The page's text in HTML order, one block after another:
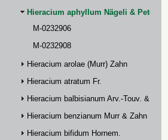
Hieracium aphyllum Nägeli & Peter
M-0232906
M-0232908
Hieracium arolae (Murr) Zahn
Hieracium atratum Fr.
Hieracium balbisianum Arv.-Touv. & Briq.
Hieracium benzianum Murr & Zahn
Hieracium bifidum Hornem.